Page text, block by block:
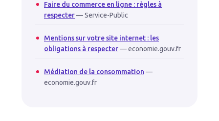
Faire du commerce en ligne : règles à
respecter— Service-Public
Mentions sur votre site internet : les
obligations à respecter— economie.gouv.fr
Médiation de la consommation —
economie.gouv.fr